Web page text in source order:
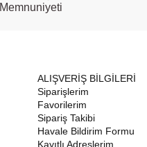
Memnuniyeti
ALIŞVERİŞ BİLGİLERİ
Siparişlerim
Favorilerim
Sipariş Takibi
Havale Bildirim Formu
Kayıtlı Adreslerim